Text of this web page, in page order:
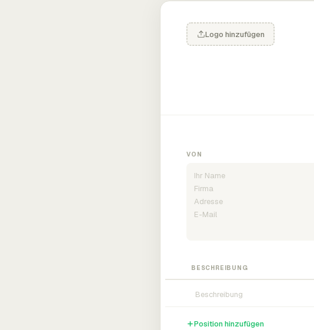
Logo hinzufügen
VON
BESCHREIBUNG
Position hinzufügen